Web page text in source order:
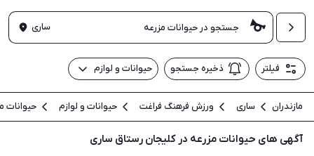
ساری
فیلتر ذخیره جستجو حیوانات و لوازم
مازندران ساری ورزش فرهنگ فراغت حیوانات و لوازم حیوانات
آگهی های حیوانات مزرعه در کلیجان رستاق ساری